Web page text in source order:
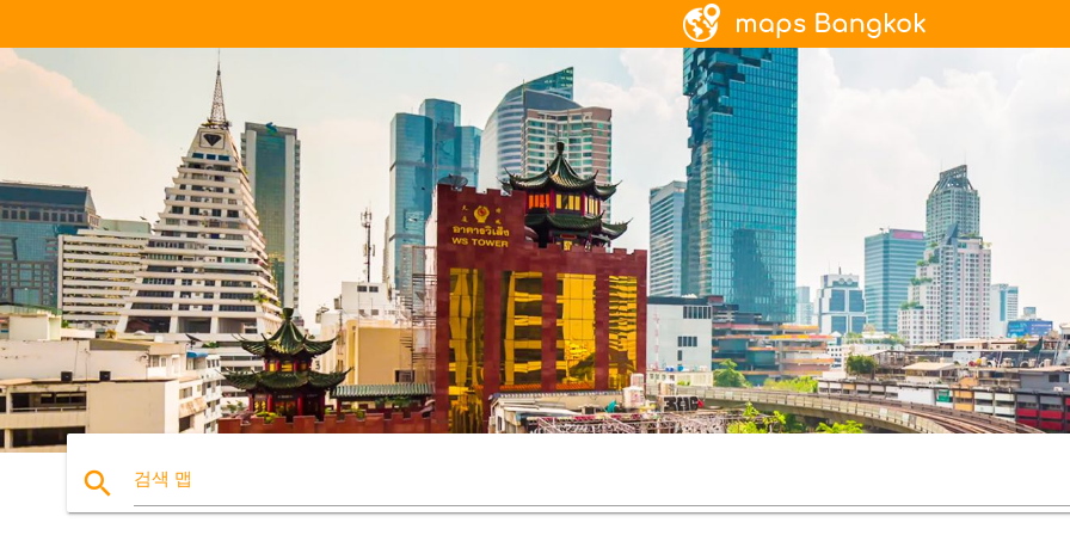
search 검색 맵